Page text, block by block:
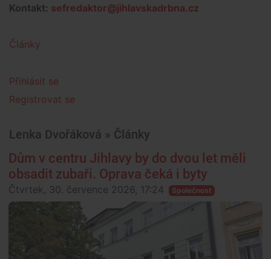
Kontakt: sefredaktor@jihlavskadrbna.cz
Články
Přihlásit se
Registrovat se
Lenka Dvořáková » Články
Dům v centru Jihlavy by do dvou let měli
obsadit zubaři. Oprava čeká i byty
Čtvrtek, 30. července 2026, 17:24 Společnost